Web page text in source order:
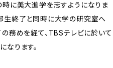
時に美大進学を志すようになりま
生終了と同時に大学の研究室へ
務めを経て、TBSテレビに於いて
なります。